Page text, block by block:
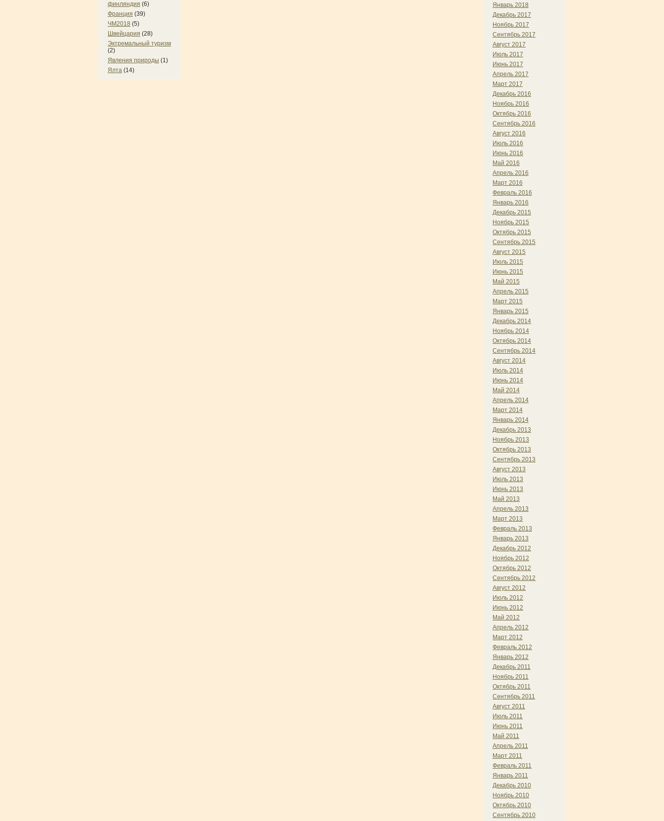
финляндия (6)
Франция (39)
ЧМ2018 (5)
Швейцария (28)
Эктремальный туризм
(2)
Явления природы (1)
Ялта (14)
Январь 2018
Декабрь 2017
Ноябрь 2017
Сентябрь 2017
Август 2017
Июль 2017
Июнь 2017
Апрель 2017
Март 2017
Декабрь 2016
Ноябрь 2016
Октябрь 2016
Сентябрь 2016
Август 2016
Июль 2016
Июнь 2016
Май 2016
Апрель 2016
Март 2016
Февраль 2016
Январь 2016
Декабрь 2015
Ноябрь 2015
Октябрь 2015
Сентябрь 2015
Август 2015
Июль 2015
Июнь 2015
Май 2015
Апрель 2015
Март 2015
Январь 2015
Декабрь 2014
Ноябрь 2014
Октябрь 2014
Сентябрь 2014
Август 2014
Июль 2014
Июнь 2014
Май 2014
Апрель 2014
Март 2014
Январь 2014
Декабрь 2013
Ноябрь 2013
Октябрь 2013
Сентябрь 2013
Август 2013
Июль 2013
Июнь 2013
Май 2013
Апрель 2013
Март 2013
Февраль 2013
Январь 2013
Декабрь 2012
Ноябрь 2012
Октябрь 2012
Сентябрь 2012
Август 2012
Июль 2012
Июнь 2012
Май 2012
Апрель 2012
Март 2012
Февраль 2012
Январь 2012
Декабрь 2011
Ноябрь 2011
Октябрь 2011
Сентябрь 2011
Август 2011
Июль 2011
Июнь 2011
Май 2011
Апрель 2011
Март 2011
Февраль 2011
Январь 2011
Декабрь 2010
Ноябрь 2010
Октябрь 2010
Сентябрь 2010